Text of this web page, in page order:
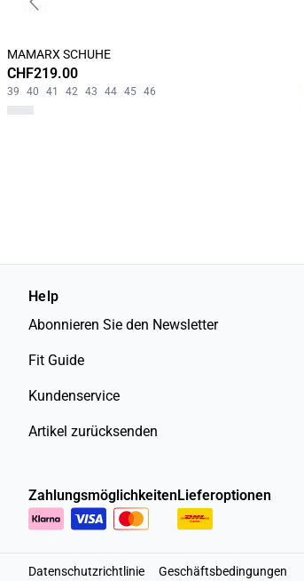
MAMARX SCHUHE
CHF219.00
39 40 41 42 43 44 45 46
Previous slide
Help
Abonnieren Sie den Newsletter
Fit Guide
Kundenservice
Artikel zurücksenden
ZahlungsmöglichkeitenLieferoptionen
Datenschutzrichtlinie Geschäftsbedingungen